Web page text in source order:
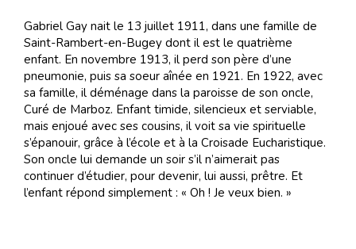
Gabriel Gay nait le 13 juillet 1911, dans une famille de
Saint-Rambert-en-Bugey dont il est le quatrième
enfant. En novembre 1913, il perd son père d’une
pneumonie, puis sa soeur aînée en 1921. En 1922, avec
sa famille, il déménage dans la paroisse de son oncle,
Curé de Marboz. Enfant timide, silencieux et serviable,
mais enjoué avec ses cousins, il voit sa vie spirituelle
s’épanouir, grâce à l’école et à la Croisade Eucharistique.
Son oncle lui demande un soir s’il n’aimerait pas
continuer d’étudier, pour devenir, lui aussi, prêtre. Et
l’enfant répond simplement : « Oh ! Je veux bien. »